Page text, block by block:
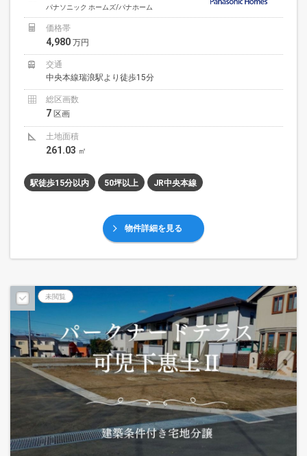
パナソニック ホームズ/パナホーム
価格帯
4,980 万円
交通
中央本線瑞浪駅より徒歩15分
総区画数
7 区画
土地面積
261.03 ㎡
駅徒歩15分以内 50坪以上 JR中央本線
物件詳細を見る
未閲覧